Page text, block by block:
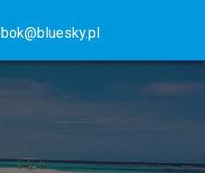
bok@bluesky.pl